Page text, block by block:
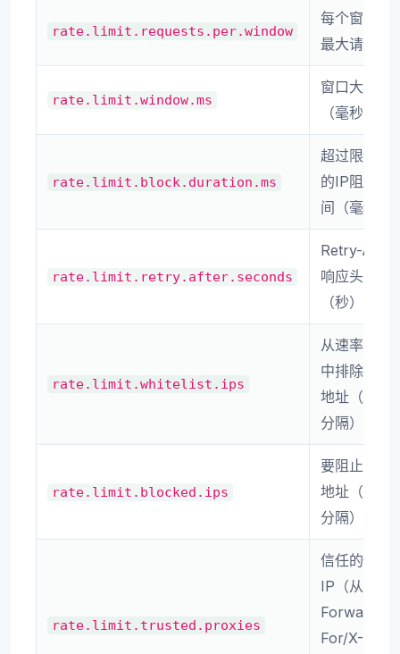
rate.limit.requests.per.window
每个窗口的
最大请求数
rate.limit.window.ms
窗口大小
（毫秒）
rate.limit.block.duration.ms
超过限制时
的IP阻止期
间（毫秒）
rate.limit.retry.after.seconds
Retry-After
响应头的值
（秒）
rate.limit.whitelist.ips
从速率限制
中排除的IP
地址（逗号
分隔）
rate.limit.blocked.ips
要阻止的IP
地址（逗号
分隔）
rate.limit.trusted.proxies
信任的代理
IP（从X-
Forwarded-
For/X-Real-